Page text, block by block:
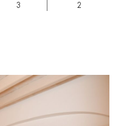
3 2